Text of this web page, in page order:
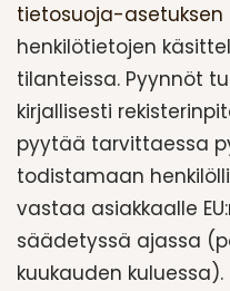
tietosuoja-asetuksen
henkilötietojen
tilanteissa. Pyynnöt
kirjallisesti
pyytää tarvittaessa
todistamaan
vastaa asiakkaalle
säädetyssä ajassa
kuukauden kuluessa).